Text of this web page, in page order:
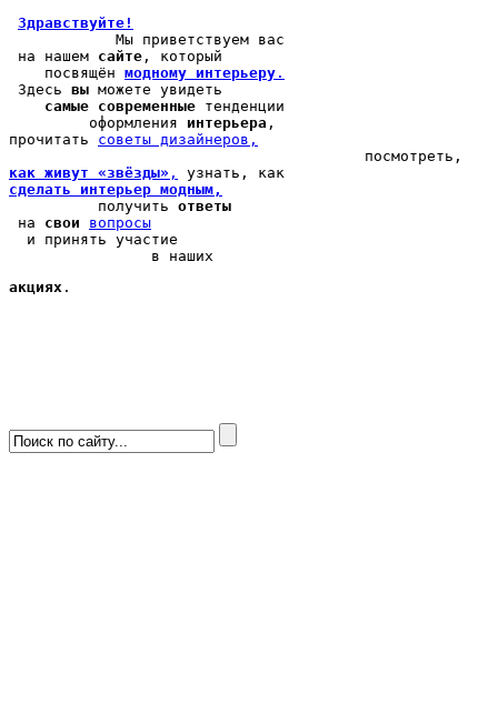
Здравствуйте!
            Мы
приветствуем вас
на нашем сайте , который
    посвящён
модному интерьеру .
Здесь вы можете увидеть
самые современные тенденции
         оформления
интерьера ,
прочитать cоветы дизайнеров,
как живут «звёзды» ,
сделать интерьер модным,
          получить
ответы
на свои
вопросы
  и принять участие
                в наших
акциях .